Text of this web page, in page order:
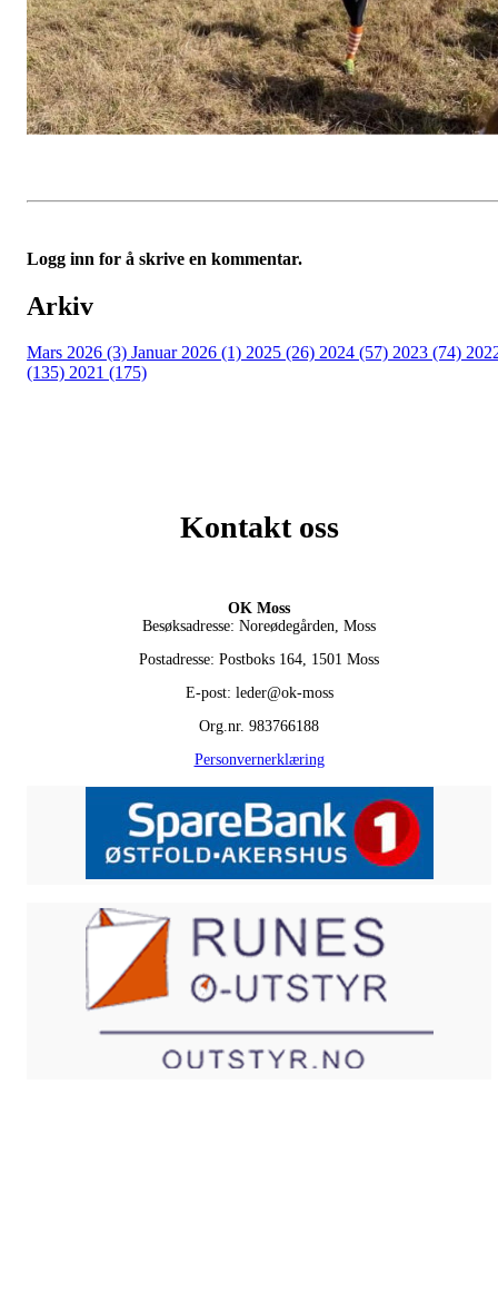
Logg inn for å skrive en kommentar.
Arkiv
Mars 2026 (3) Januar 2026 (1) 2025 (26) 2024 (57) 2023 (74)
(135) 2021 (175)
Kontakt oss
OK Moss
Besøksadresse: Noreødegården, Moss
Postadresse: Postboks 164, 1501 Moss
E-post: leder@ok-moss
Org.nr. 983766188
Personvernerklæring